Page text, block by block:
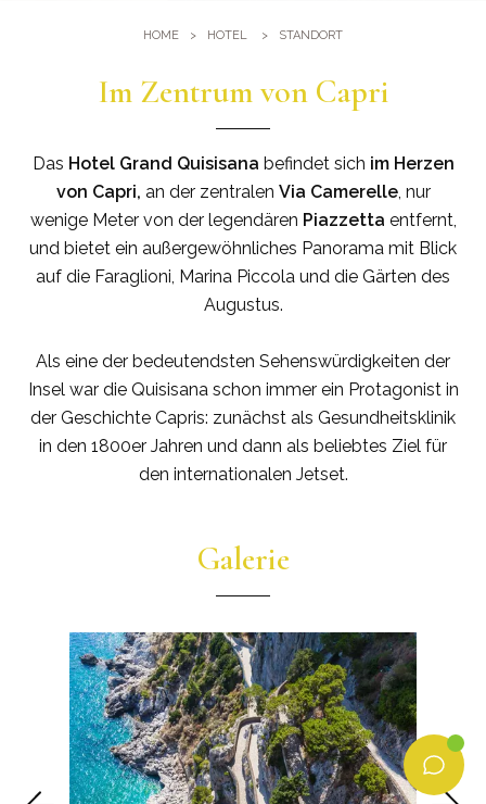
Sauna und Türkisches Bad
Events und Tagungen
Heiraten im Quisisana
Leaders Club
HOME HOTEL STANDORT
Im Zentrum von Capri
Das Hotel Grand Quisisana befindet sich im Herzen
von Capri, an der zentralen Via Camerelle, nur
wenige Meter von der legendären Piazzetta entfernt,
und bietet ein außergewöhnliches Panorama mit Blick
auf die Faraglioni, Marina Piccola und die Gärten des
Augustus.
Als eine der bedeutendsten Sehenswürdigkeiten der
Insel war die Quisisana schon immer ein Protagonist in
der Geschichte Capris: zunächst als Gesundheitsklinik
in den 1800er Jahren und dann als beliebtes Ziel für
den internationalen Jetset.
Galerie